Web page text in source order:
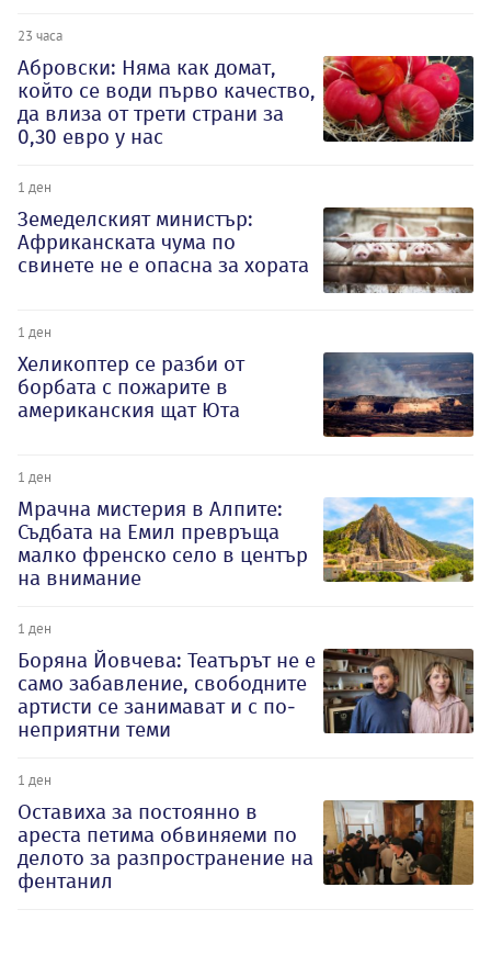
23 часа
Абровски: Няма как домат,
който се води първо качество,
да влиза от трети страни за
0,30 евро у нас
1 ден
Земеделският министър:
Африканската чума по
свинете не е опасна за хората
1 ден
Хеликоптер се разби от
борбата с пожарите в
американския щат Юта
1 ден
Мрачна мистерия в Алпите:
Съдбата на Емил превръща
малко френско село в център
на внимание
1 ден
Боряна Йовчева: Театърът не е
само забавление, свободните
артисти се занимават и с по-
неприятни теми
1 ден
Оставиха за постоянно в
ареста петима обвиняеми по
делото за разпространение на
фентанил